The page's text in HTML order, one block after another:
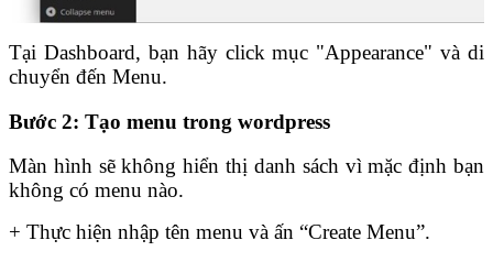
Tại Dashboard, bạn hãy click mục "Appearance" và di
chuyển đến Menu.
Bước 2: Tạo menu trong wordpress
Màn hình sẽ không hiển thị danh sách vì mặc định bạn
không có menu nào.
+ Thực hiện nhập tên menu và ấn “Create Menu”.